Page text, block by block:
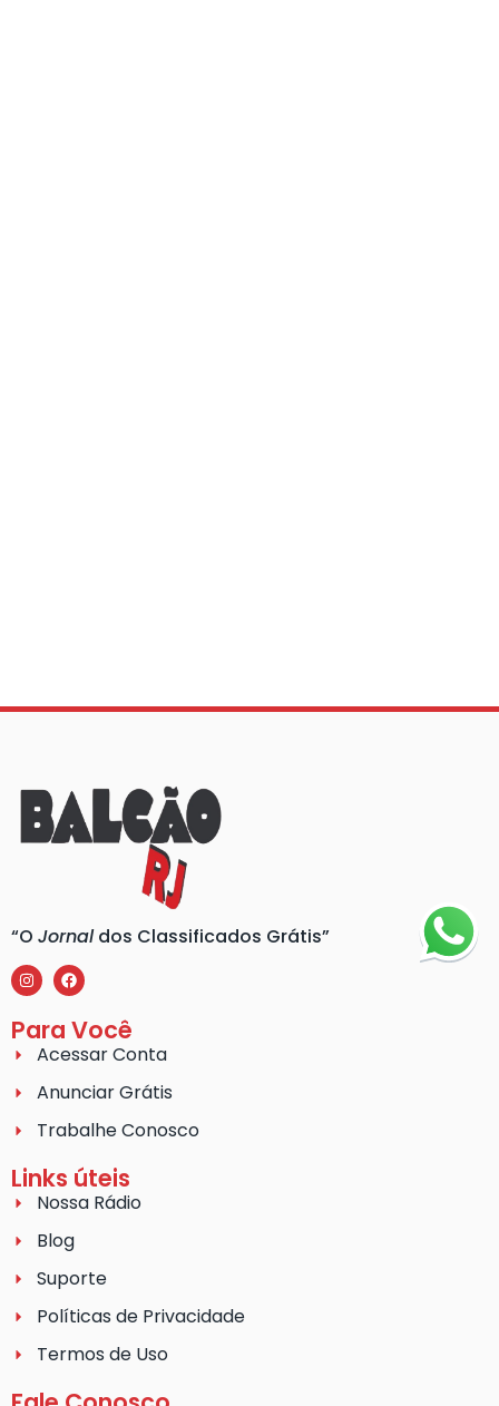
“O Jornaldos Classificados Grátis”
Para Você
Acessar Conta
Anunciar Grátis
Trabalhe Conosco
Links úteis
Nossa Rádio
Blog
Suporte
Políticas de Privacidade
Termos de Uso